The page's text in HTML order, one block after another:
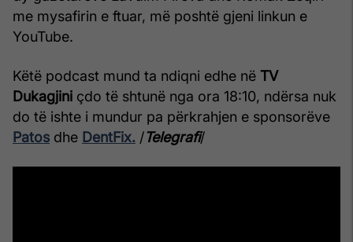
me mysafirin e ftuar, më poshtë gjeni linkun e
YouTube.
Këtë podcast mund ta ndiqni edhe në TV
Dukagjini çdo të shtunë nga ora 18:10, ndërsa nuk
do të ishte i mundur pa përkrahjen e sponsorëve
Patos dhe DentFix. /Telegrafi/